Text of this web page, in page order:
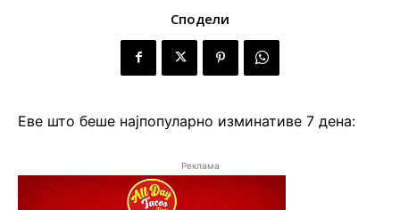
Сподели
Еве што беше најпопуларно изминативе 7 дена:
Реклама